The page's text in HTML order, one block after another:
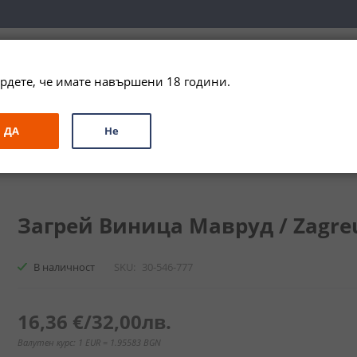
ЗА ПОДАРЪК ПРОМО СПЕЦИАЛНИ ПРЕДЛОЖЕНИЯ
Загрей Виница Мавруд /
В наличност SKU 30-546-777
16,36 €/32,00лв.
Валутен курс: 1 EUR = 1.95583 BGN
че имате навършени 18 години.
ДА Не